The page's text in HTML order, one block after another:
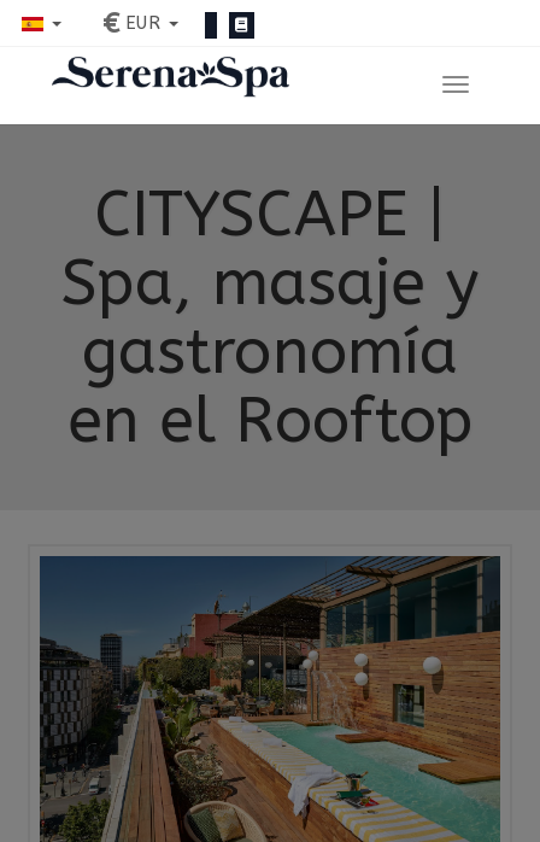
€ EUR
CITYSCAPE |
Spa, masaje y
gastronomía
en el Rooftop